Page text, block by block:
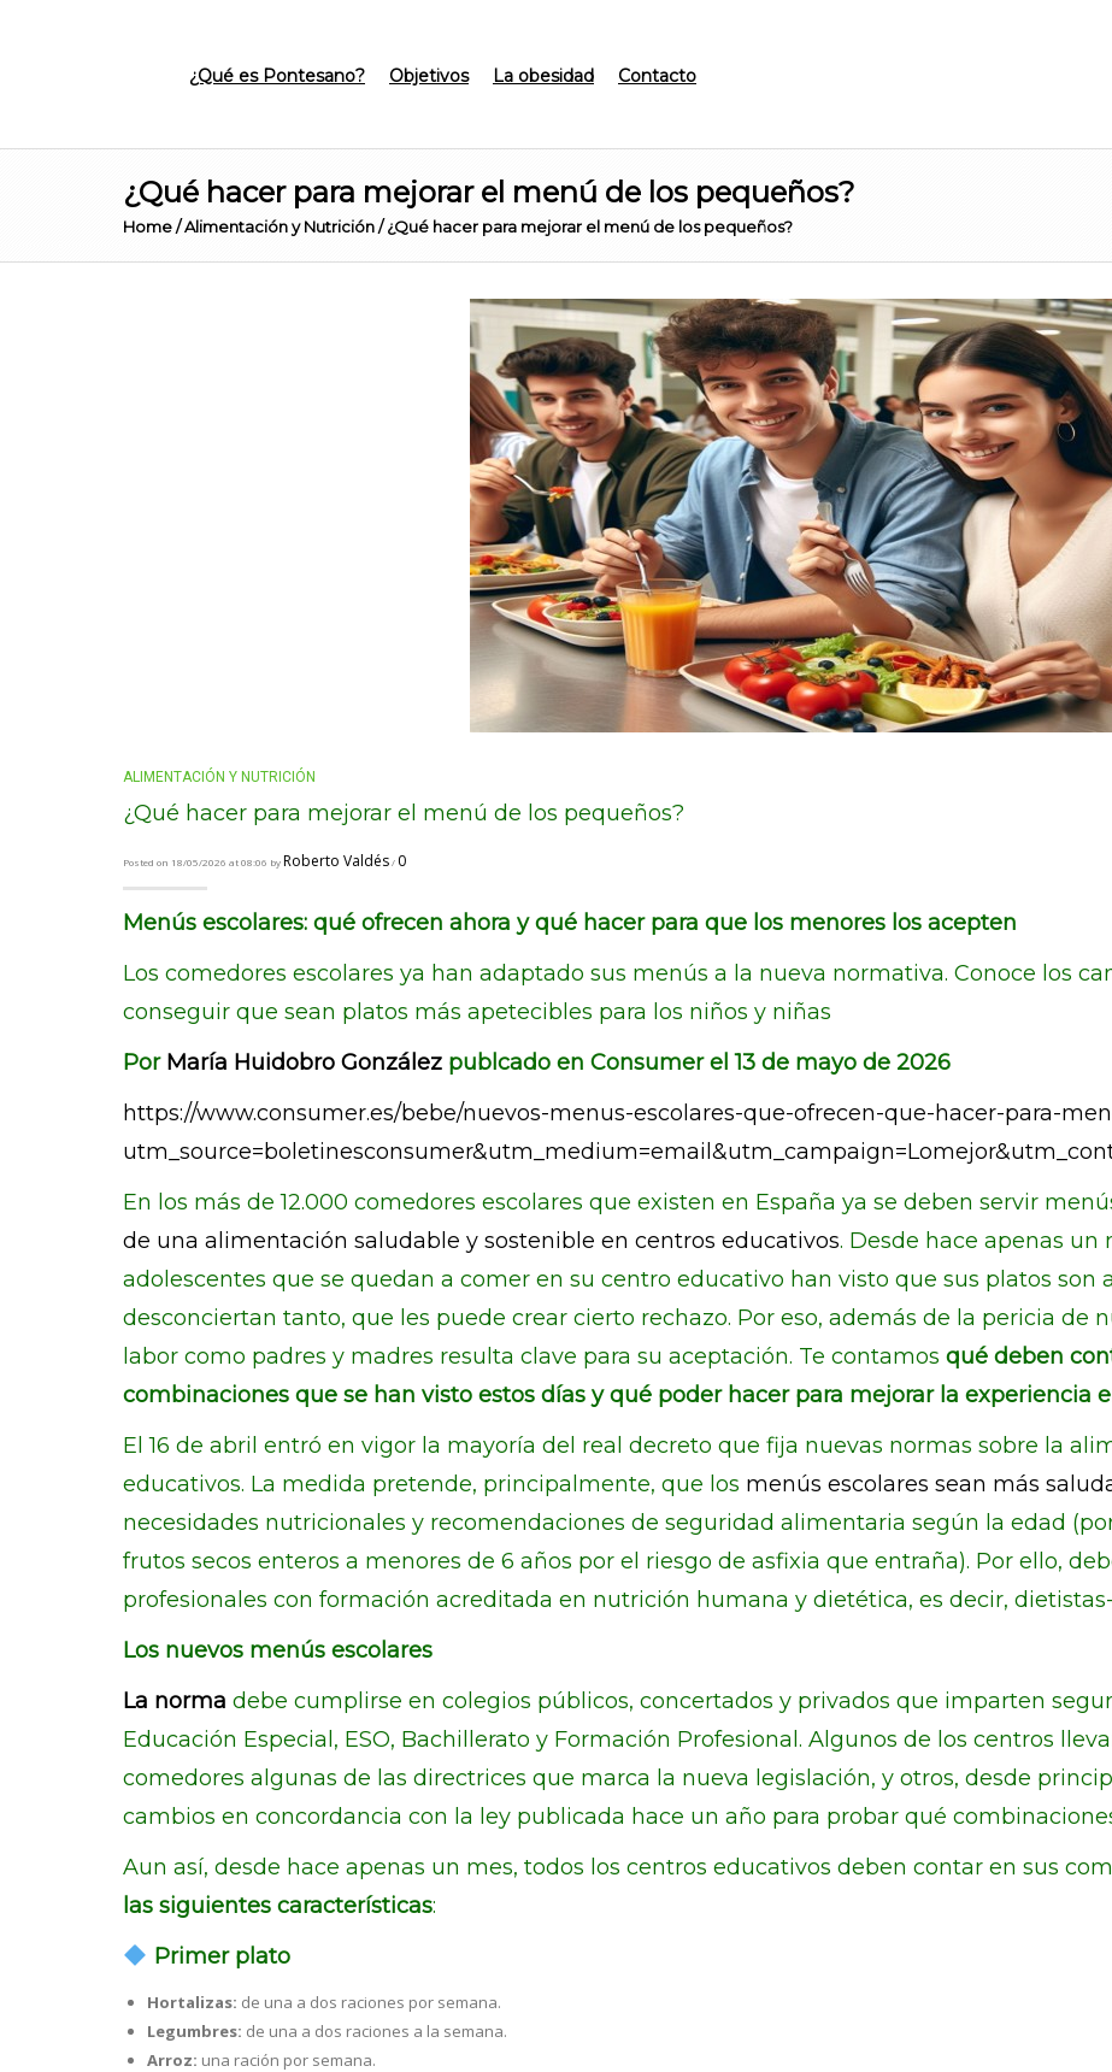
¿Qué es Pontesano? Objetivos La obesidad Contacto
¿Qué hacer para mejorar el menú de los pequeños?
Home/Alimentación y Nutrición/ ¿Qué hacer para mejorar el menú de los pequeños?
ALIMENTACIÓN Y NUTRICIÓN
¿Qué hacer para mejorar el menú de los pequeños?
Posted on 18/05/2026 at 08:06 byRoberto Valdés/ 0
Menús escolares: qué ofrecen ahora y qué hacer para que los menores los acepten
Los comedores escolares ya han adaptado sus menús a la nueva normativa. Conoce los
conseguir que sean platos más apetecibles para los niños y niñas
Por María Huidobro González publcado en Consumer el 13 de mayo de 2026
https://www.consumer.es/bebe/nuevos-menus-escolares-que-ofrecen-que-hacer-para-
En los más de 12.000 comedores escolares que existen en España ya se deben servir
de una alimentación saludable y sostenible en centros educativos. Desde hace apenas un
adolescentes que se quedan a comer en su centro educativo han visto que sus platos son
desconciertan tanto, que les puede crear cierto rechazo. Por eso, además de la pericia de
labor como padres y madres resulta clave para su aceptación. Te contamos qué deben
combinaciones que se han visto estos días y qué poder hacer para mejorar la experiencia
El 16 de abril entró en vigor la mayoría del real decreto que fija nuevas normas sobre la
educativos. La medida pretende, principalmente, que los menús escolares sean más
necesidades nutricionales y recomendaciones de seguridad alimentaria según la edad
frutos secos enteros a menores de 6 años por el riesgo de asfixia que entraña). Por ello,
profesionales con formación acreditada en nutrición humana y dietética, es decir,
Los nuevos menús escolares
La norma debe cumplirse en colegios públicos, concertados y privados que imparten
Educación Especial, ESO, Bachillerato y Formación Profesional. Algunos de los centros
comedores algunas de las directrices que marca la nueva legislación, y otros, desde
cambios en concordancia con la ley publicada hace un año para probar qué
Aun así, desde hace apenas un mes, todos los centros educativos deben contar en sus
las siguientes características:
Primer plato
Hortalizas: de una a dos raciones por semana.
Legumbres: de una a dos raciones a la semana.
Arroz: una ración por semana.